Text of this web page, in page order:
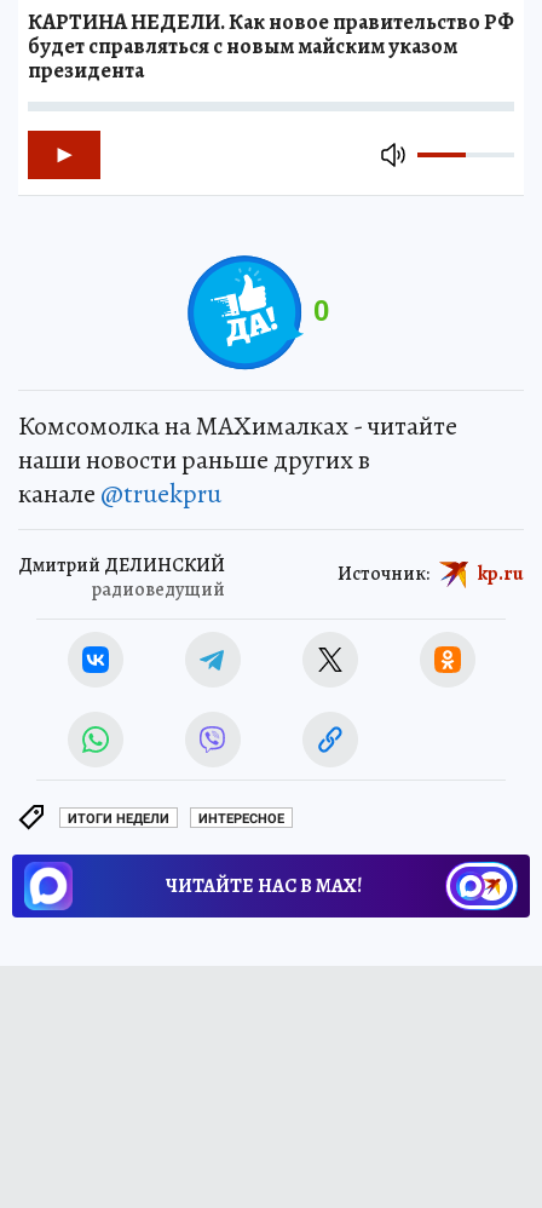
КАРТИНА НЕДЕЛИ. Как новое правительство РФ
будет справляться с новым майским указом
президента
0
Комсомолка на MAXималках - читайте
наши новости раньше других в
канале @truekpru
Дмитрий ДЕЛИНСКИЙ
радиоведущий
Источник: kp.ru
ИТОГИ НЕДЕЛИ ИНТЕРЕСНОЕ
ЧИТАЙТЕ НАС В МАХ!